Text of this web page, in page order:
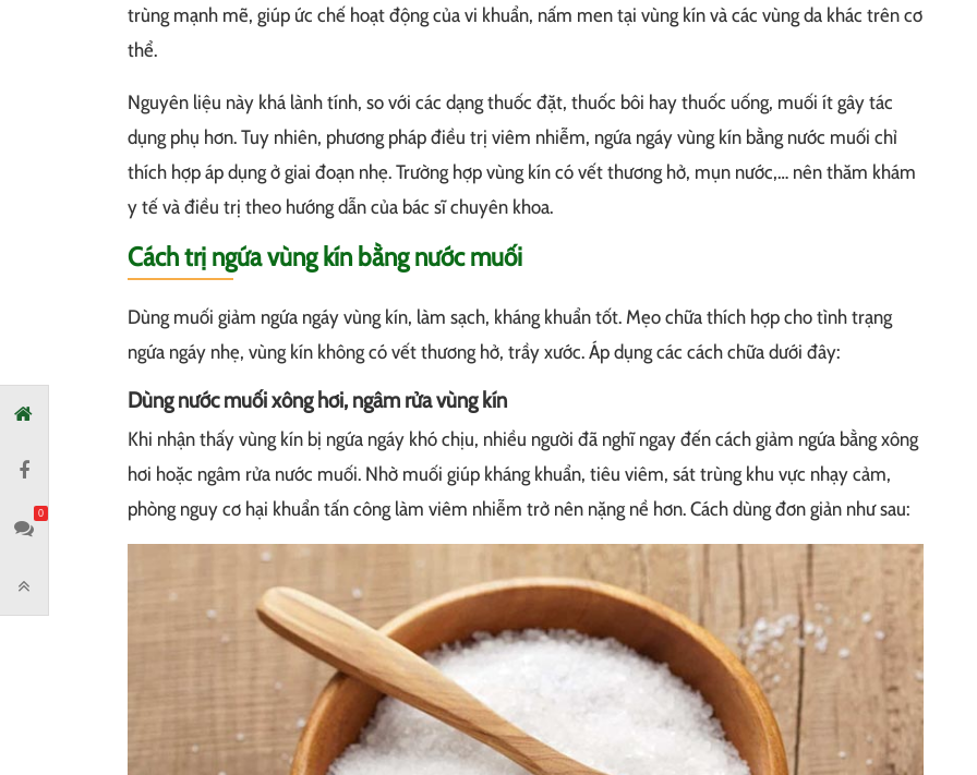
trùng mạnh mẽ, giúp ức chế hoạt động của vi khuẩn, nấm men tại vùng kín và các vùng da khác trên cơ
thể.
Nguyên liệu này khá lành tính, so với các dạng thuốc đặt, thuốc bôi hay thuốc uống, muối ít gây tác
dụng phụ hơn. Tuy nhiên, phương pháp điều trị viêm nhiễm, ngứa ngáy vùng kín bằng nước muối chỉ
thích hợp áp dụng ở giai đoạn nhẹ. Trường hợp vùng kín có vết thương hở, mụn nước,… nên thăm khám
y tế và điều trị theo hướng dẫn của bác sĩ chuyên khoa.
Cách trị ngứa vùng kín bằng nước muối
Dùng muối giảm ngứa ngáy vùng kín, làm sạch, kháng khuẩn tốt. Mẹo chữa thích hợp cho tình trạng
ngứa ngáy nhẹ, vùng kín không có vết thương hở, trầy xước. Áp dụng các cách chữa dưới đây:
Dùng nước muối xông hơi, ngâm rửa vùng kín
Khi nhận thấy vùng kín bị ngứa ngáy khó chịu, nhiều người đã nghĩ ngay đến cách giảm ngứa bằng xông
hơi hoặc ngâm rửa nước muối. Nhờ muối giúp kháng khuẩn, tiêu viêm, sát trùng khu vực nhạy cảm,
phòng nguy cơ hại khuẩn tấn công làm viêm nhiễm trở nên nặng nề hơn. Cách dùng đơn giản như sau:
0